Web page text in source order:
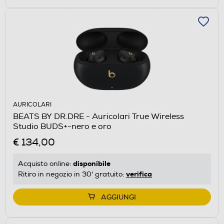
AURICOLARI
BEATS BY DR.DRE - Auricolari True Wireless
Studio BUDS+-nero e oro
€ 134,00
Acquisto online: disponibile
Ritiro in negozio in 30' gratuito: verifica
AGGIUNGI